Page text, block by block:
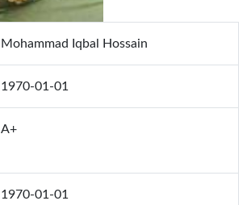
Mohammad Iqbal Hossain
1970-01-01
A+
1970-01-01